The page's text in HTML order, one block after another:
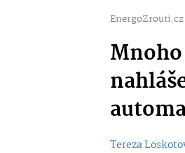
EnergoZrouti.cz
Tereza